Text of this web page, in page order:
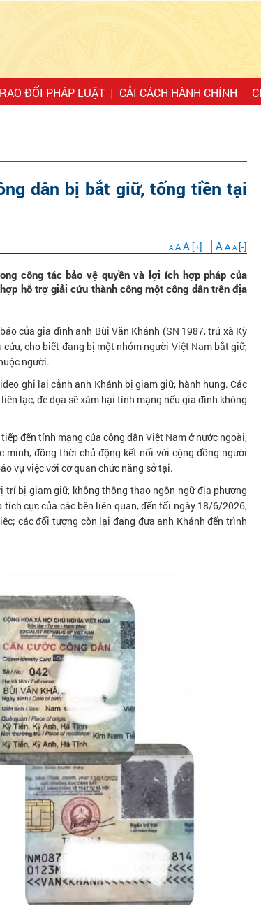
ĐỔI PHÁP LUẬT CẢI CÁCH HÀNH CHÍNH
dân bị bắt giữ, tống tiền tại
A AA[+] AA A[-]
công tác bảo vệ quyền và lợi ích hợp pháp của
hỗ trợ giải cứu thành công một công dân trên địa
của gia đình anh Bùi Văn Khánh (SN 1987, trú xã Kỳ
cho biết đang bị một nhóm người Việt Nam bắt giữ,
người.
ghi lại cảnh anh Khánh bị giam giữ, hành hung. Các
lạc, đe dọa sẽ xâm hại tính mạng nếu gia đình không
đến tính mạng của công dân Việt Nam ở nước ngoài,
minh, đồng thời chủ động kết nối với cộng đồng người
vụ việc với cơ quan chức năng sở tại.
trí bị giam giữ, không thông thạo ngôn ngữ địa phương
cực của các bên liên quan, đến tối ngày 18/6/2026,
các đối tượng còn lại đang đưa anh Khánh đến trình